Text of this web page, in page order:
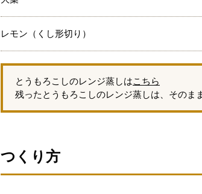
レモン（くし形切り）
とうもろこしのレンジ蒸しはこちら
残ったとうもろこしのレンジ蒸しは、そのま
つくり方